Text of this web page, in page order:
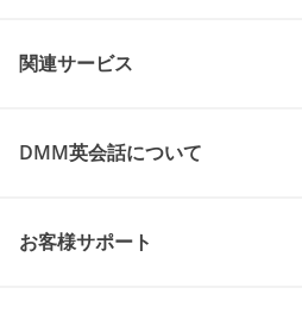
関連サービス
DMM英会話について
お客様サポート